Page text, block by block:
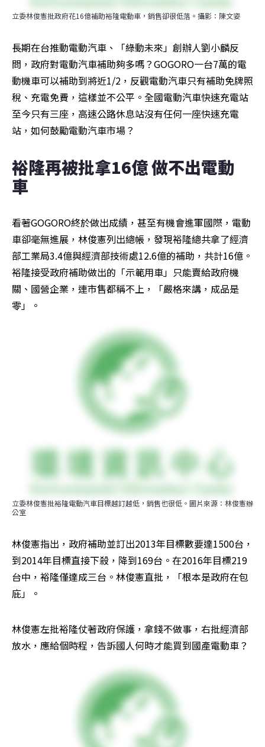
立委林俊憲批政府花16億補助裕隆電動車，銷售卻很低落。攝影：陳文姿
長期在台推動電動汽車、「綠動未來」創辦人劉小麟反
問，政府對電動汽車補助夠多嗎？GOGORO一台7萬的電
動機車可以補助到將近1/2，反觀電動汽車只有補助免牌照
稅、充電免費，這樣並不公平。全國電動汽車快速充電站
至今只有三座，高速公路休息站沒有任何一座快速充電
站，如何鼓勵電動汽車市場？
裕隆再被批拿16億 做不出電動
車
看著GOGORO終於做出成績，甚至有機會進軍國際，電動
車卻毫無進展，林俊憲列出總帳，發現裕隆總共拿了經濟
部工業局3.4億與經濟部技術處12.6億的補助，共計16億。
裕隆接受政府補助做出的「示範用車」只能賣給政府機
關、國營企業，連市售都稱不上，「嚴格來講，成品是
零」。
立委林俊憲批裕隆電動汽車目標越訂越低，銷售也很低。圖片來源：林俊憲辦
公室
林俊憲指出，政府補助並訂出2013年目標數要達1500台，
到2014年目標直接下殺，降到169台。在2016年目標219
台中，裕隆僅達成三台。林俊憲直批，「根本是政府在包
庇」。
林俊憲左批裕隆仗著政府保護，拿錢不做事，右批經濟部
放水，應給個時程，告訴國人何時才能買到國產電動車？